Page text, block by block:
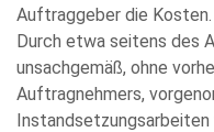
Auftraggeber die Kosten.
Durch etwa seitens des
unsachgemäß, ohne
Auftragnehmers,